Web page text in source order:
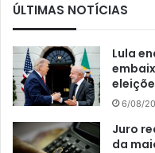
ÚLTIMAS NOTÍCIAS
Lula
6/08/
Juro
da